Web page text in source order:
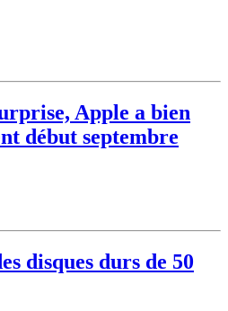
Apple a bien
début septembre
disques durs de 50